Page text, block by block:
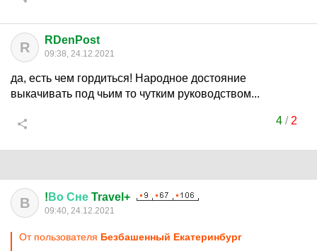
R RDenPost
09:38, 24.12.2021
да, есть чем гордиться! Народное достояние
выкачивать под чьим то чутким руководством...
4/ 2
В ! Во Сне Travel+
09:40, 24.12.2021
От пользователя Безбашенный Екатеринбург